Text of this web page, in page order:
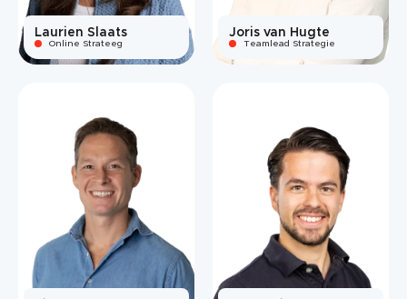
Laurien Slaats
Online Strateeg
Joris van Hugte
Teamlead Strategie